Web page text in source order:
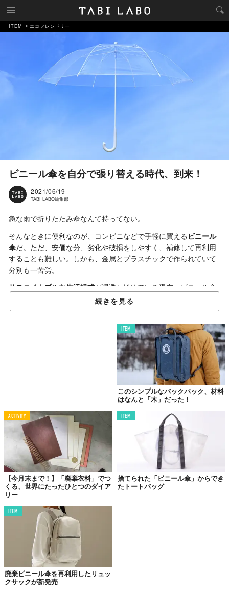
ITEM エコフレンドリー
ビニール傘を自分で張り替える時代、到来！
2021/06/19
TABI LABO編集部
急な雨で折りたたみ傘なんて持ってない。
そんなときに便利なのが、コンビニなどで手軽に買える ビニール
傘だ。ただ、安価な分、劣化や破損をしやすく、補修して再利用
することも難しい。しかも、金属とプラスチックで作られていて
分別も一苦労。
サステイナブルな生活様式 が浸透し始めている現在、ビニール傘
の使い捨てはちょっと気が引ける......。
から、捨てずに長く使い続けることが
「THE UMBRELLA」が登場した。
最大の特徴は、ビニール傘の利点である手軽さ
と、歩きながらで
も周りが見えやすい視認性を残しつつ、破損しやすい
ビニール生
続きを見る
ITEM
このシンプルなバックパック、材料
はなんと「木」だった！
ACTIVITY
【今月末まで！】「廃棄衣料」でつ
くる、世界にたったひとつのダイア
リー
ITEM
捨てられた「ビニール傘」からでき
たトートバッグ
ITEM
廃棄ビニール傘を再利用したリュッ
クサックが新発売